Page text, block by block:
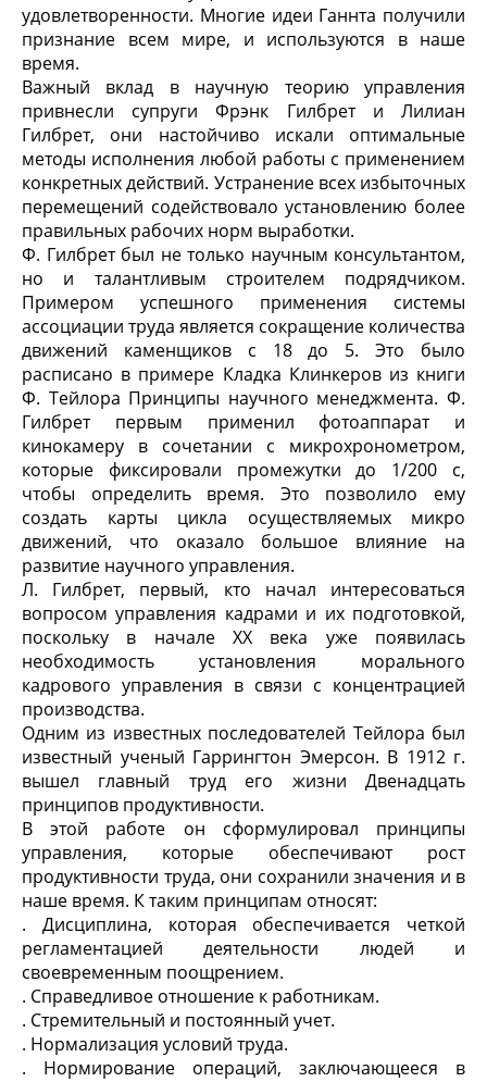
удовлетворенности. Многие идеи Ганнта получили
признание всем мире, и используются в наше
время.
Важный вклад в научную теорию управления
привнесли супруги Фрэнк Гилбрет и Лилиан
Гилбрет, они настойчиво искали оптимальные
методы исполнения любой работы с применением
конкретных действий. Устранение всех избыточных
перемещений содействовало установлению более
правильных рабочих норм выработки.
Ф. Гилбрет был не только научным консультантом,
но и талантливым строителем подрядчиком.
Примером успешного применения системы
ассоциации труда является сокращение количества
движений каменщиков с 18 до 5. Это было
расписано в примере Кладка Клинкеровиз книги
Ф. Тейлора Принципы научного менеджмента. Ф.
Гилбрет первым применил фотоаппарат и
кинокамеру в сочетании с микрохронометром,
которые фиксировали промежутки до 1/200 с,
чтобы определить время. Это позволило ему
создать карты цикла осуществляемых микро
движений, что оказало большое влияние на
развитие научного управления.
Л. Гилбрет, первый, кто начал интересоваться
вопросом управления кадрами и их подготовкой,
поскольку в начале XX века уже появилась
необходимость установления морального
кадрового управления в связи с концентрацией
производства.
Одним из известных последователей Тейлора был
известный ученый Гаррингтон Эмерсон. В 1912 г.
вышел главный труд его жизни Двенадцать
принципов продуктивности.
В этой работе он сформулировал принципы
управления, которые обеспечивают рост
продуктивности труда, они сохранили значения и в
наше время. К таким принципам относят:
. Дисциплина, которая обеспечивается четкой
регламентацией деятельности людей и
своевременным поощрением.
. Справедливое отношение к работникам.
. Стремительный и постоянный учет.
. Нормализация условий труда.
. Нормирование операций, заключающееся в